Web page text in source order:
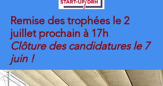
Remise des trophées le 2
juillet prochain à 17h
Clôture des candidatures le 7
juin !